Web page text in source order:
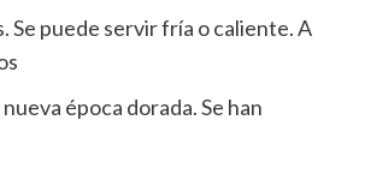
Se puede servir fría o caliente. A
época dorada. Se han